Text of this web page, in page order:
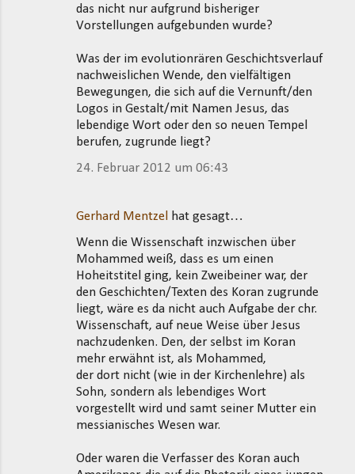
das nicht nur aufgrund bisheriger
Vorstellungen aufgebunden wurde?
Was der im evolutionrären Geschichtsverlauf
nachweislichen Wende, den vielfältigen
Bewegungen, die sich auf die Vernunft/den
Logos in Gestalt/mit Namen Jesus, das
lebendige Wort oder den so neuen Tempel
berufen, zugrunde liegt?
24. Februar 2012 um 06:43
Gerhard Mentzel
hat gesagt…
Wenn die Wissenschaft inzwischen über
Mohammed weiß, dass es um einen
Hoheitstitel ging, kein Zweibeiner war, der
den Geschichten/Texten des Koran zugrunde
liegt, wäre es da nicht auch Aufgabe der chr.
Wissenschaft, auf neue Weise über Jesus
nachzudenken. Den, der selbst im Koran
mehr erwähnt ist, als Mohammed,
der dort nicht (wie in der Kirchenlehre) als
Sohn, sondern als lebendiges Wort
vorgestellt wird und samt seiner Mutter ein
messianisches Wesen war.
Oder waren die Verfasser des Koran auch